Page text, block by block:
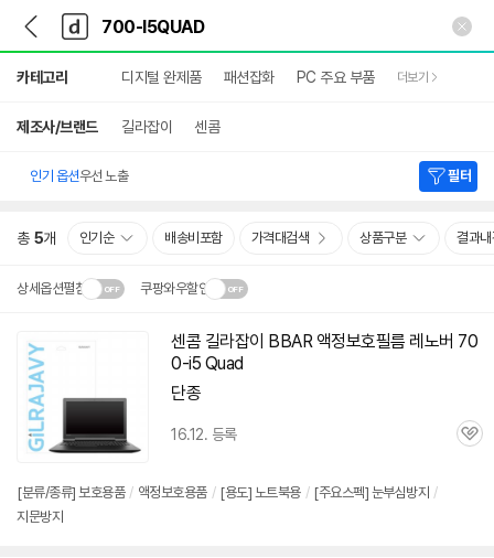
다
나
와
가
기
다
와
메
인
카테고리 디지털 완제품 패션잡화 PC 주요 부품 더보기
제조사/브랜드 길라잡이 센콤
인기 옵션우선 노출 필터
총 5개 인기순 배송비포함 가격대검색 상품구분 결과
상세옵션펼침 쿠팡와우할인
배송·설치비가 달라집니다.닫
기
센콤 길라잡이 BBAR 액정보호필름 레노버 70
0-i5 Quad
단종
16.12. 등록
관
[분류/종류] 보호용품 / 액정보호용품 / [용도] 노트북용 / [주요스펙] 눈부심방지 /
지문방지